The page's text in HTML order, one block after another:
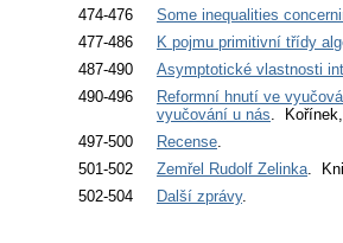
474-476
Some inequalities
477-486
K pojmu primitivní třídy
487-490
Asymptotické vlastnosti
490-496
Reformní hnutí ve
vyučování u nás.
497-500
Recense.
501-502
Zemřel Rudolf Zelinka.
502-504
Další zprávy.